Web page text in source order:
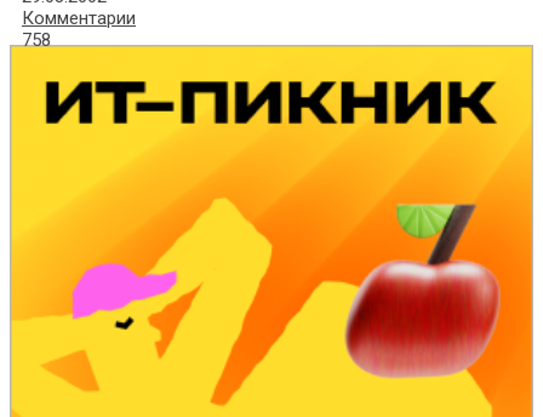
Комментарии
758